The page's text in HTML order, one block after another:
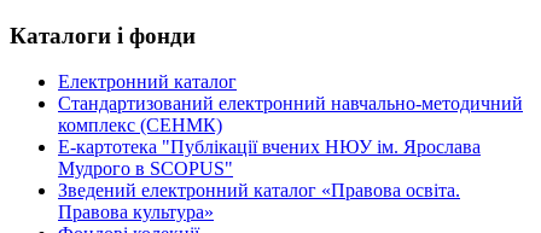
Каталоги і фонди
Електронний каталог
Стандартизований електронний навчально-методичний
комплекс (СЕНМК)
Е-картотека "Публікації вчених НЮУ ім. Ярослава
Мудрого в SCOPUS"
Зведений електронний каталог «Правова освіта.
Правова культура»